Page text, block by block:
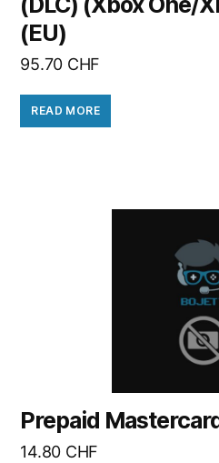
(EU)
95.70 CHF
READ MORE
Prepaid
14.80 CHF